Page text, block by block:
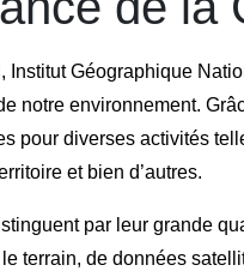
Institut Géographique
notre environnement.
pour diverses activités
et bien d’autres.
par leur grande
terrain, de données